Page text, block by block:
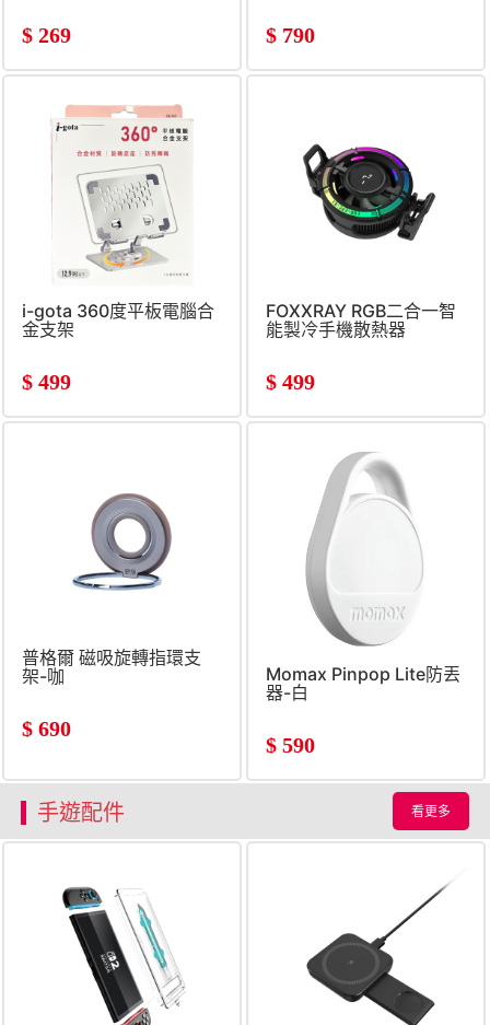
$ 269 $ 790
i-gota 360度平板電腦合
金支架
$ 499
FOXXRAY RGB二合一智
能製冷手機散熱器
$ 499
普格爾 磁吸旋轉指環支
架-咖
$ 690
Momax Pinpop Lite防丟
器-白
$ 590
手遊配件 看更多